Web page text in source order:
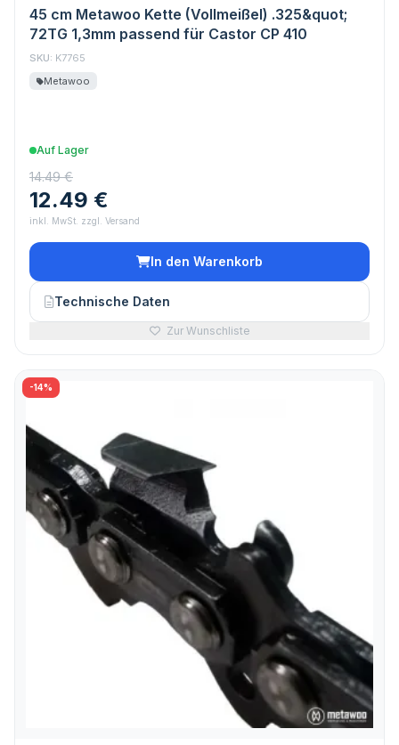
45 cm Metawoo Kette (Vollmeißel) .325&quot;
72TG 1,3mm passend für Castor CP 410
SKU: K7765
Metawoo
Auf Lager
14.49 €
12.49 €
inkl. MwSt. zzgl. Versand
In den Warenkorb
Technische Daten
Zur Wunschliste
-14%